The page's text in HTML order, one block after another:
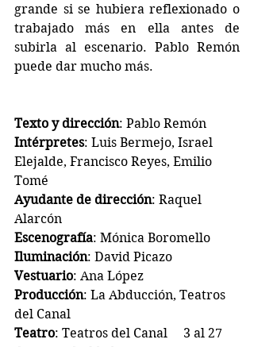
grande si se hubiera reflexionado o
trabajado más en ella antes de
subirla al escenario. Pablo Remón
puede dar mucho más.
Texto y dirección: Pablo Remón
Intérpretes: Luis Bermejo, Israel
Elejalde, Francisco Reyes, Emilio
Tomé
Ayudante de dirección: Raquel
Alarcón
Escenografía: Mónica Boromello
Iluminación: David Picazo
Vestuario: Ana López
Producción: La Abducción, Teatros
del Canal
Teatro: Teatros del Canal     3 al 27